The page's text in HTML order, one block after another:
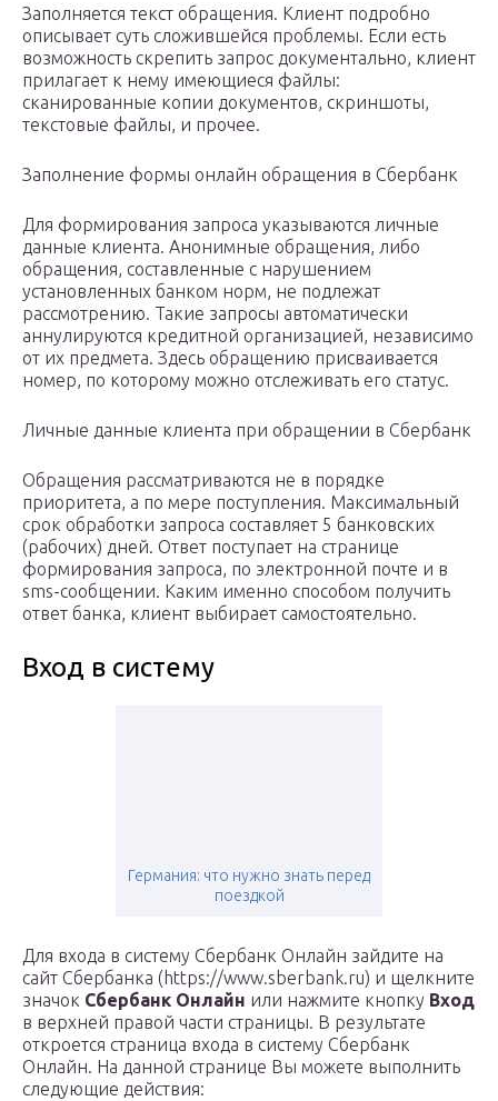
Заполняется текст обращения. Клиент подробно
описывает суть сложившейся проблемы. Если есть
возможность скрепить запрос документально, клиент
прилагает к нему имеющиеся файлы:
сканированные копии документов, скриншоты,
текстовые файлы, и прочее.
Заполнение формы онлайн обращения в Сбербанк
Для формирования запроса указываются личные
данные клиента. Анонимные обращения, либо
обращения, составленные с нарушением
установленных банком норм, не подлежат
рассмотрению. Такие запросы автоматически
аннулируются кредитной организацией, независимо
от их предмета. Здесь обращению присваивается
номер, по которому можно отслеживать его статус.
Личные данные клиента при обращении в Сбербанк
Обращения рассматриваются не в порядке
приоритета, а по мере поступления. Максимальный
срок обработки запроса составляет 5 банковских
(рабочих) дней. Ответ поступает на странице
формирования запроса, по электронной почте и в
sms-сообщении. Каким именно способом получить
ответ банка, клиент выбирает самостоятельно.
Вход в систему
Германия: что нужно знать перед
поездкой
Для входа в систему Сбербанк Онлайн зайдите на
сайт Сбербанка (https://www.sberbank.ru) и щелкните
значок Сбербанк Онлайн или нажмите кнопку Вход
в верхней правой части страницы. В результате
откроется страница входа в систему Сбербанк
Онлайн. На данной странице Вы можете выполнить
следующие действия: